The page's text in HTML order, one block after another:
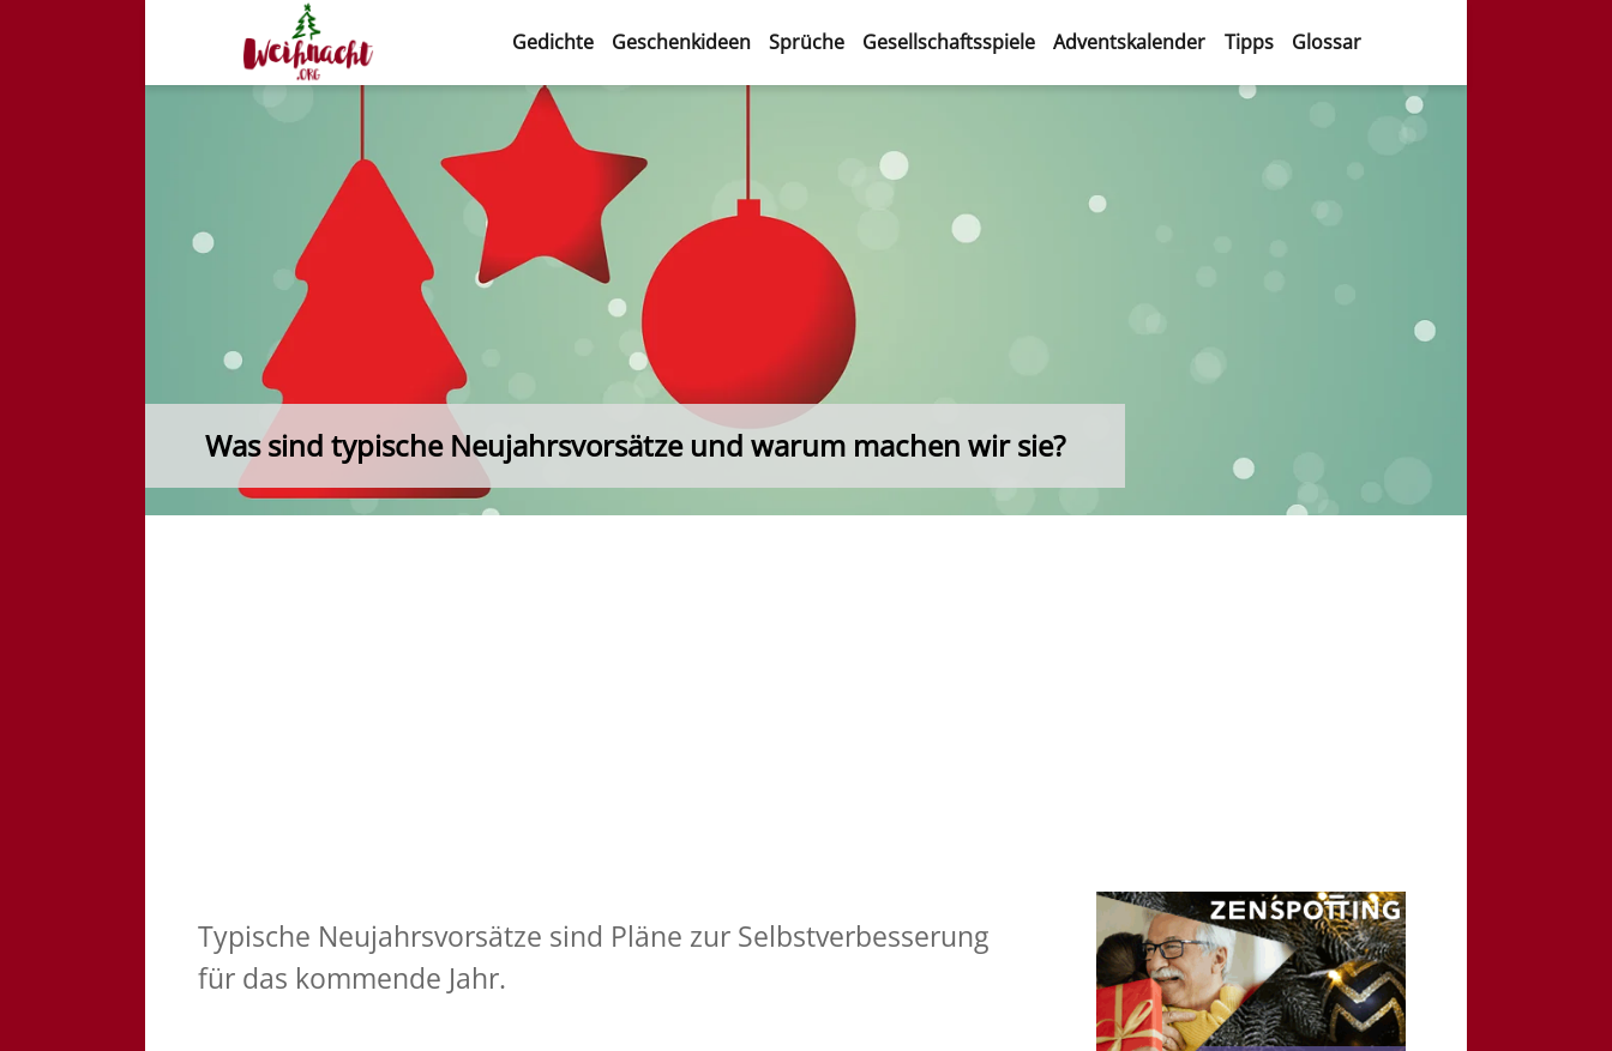
Gedichte Geschenkideen Sprüche Gesellschaftsspiele Adventskalender Tipps Glossar
Was sind typische Neujahrsvorsätze und warum machen wir sie?
Typische Neujahrsvorsätze sind Pläne zur Selbstverbesserung
für das kommende Jahr.